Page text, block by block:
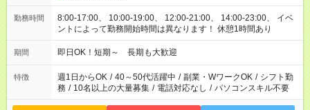
勤務時間
8:00-17:00、 10:00-19:00、 12:00-21:00、 14:00-23:00、 イベ
ントによって勤務開始時間は異なります！ 休憩1時間あり
期間 即日OK！短期～ 長期も大歓迎
特徴 週1日からOK / 40～50代活躍中 / 副業・WワークOK / シフト勤
務 / 10名以上の大量募集 / 電話対応なし / パソコンスキル不要